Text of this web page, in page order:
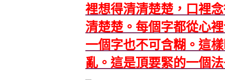
裡想得清清楚楚，口裡
清楚楚。每個字都從心
一個字也不可含糊。這
亂。這是頂要緊的一個